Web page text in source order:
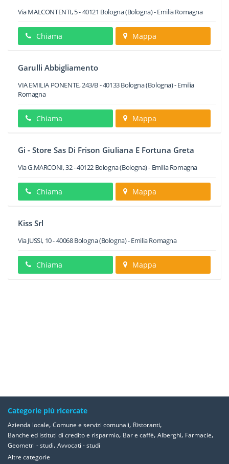
Via MALCONTENTI, 5-40121 Bologna(Bologna) -Emilia Romagna
Chiama Mappa
Garulli Abbigliamento
VIA EMILIA PONENTE, 243/B-40133Bologna(Bologna) -Emilia
Romagna
Chiama Mappa
Gi - Store Sas Di Frison Giuliana E Fortuna Greta
Via G.MARCONI, 32-40122 Bologna(Bologna) - Emilia Romagna
Chiama Mappa
Kiss Srl
Via JUSSI, 10-40068Bologna(Bologna) -Emilia Romagna
Chiama Mappa
Categorie più ricercate
Azienda locale, Comune e servizi comunali, Ristoranti,
Banche ed istituti di credito e risparmio, Bar e caffè, Alberghi, Farmacie,
Geometri - studi, Avvocati - studi
Altre categorie